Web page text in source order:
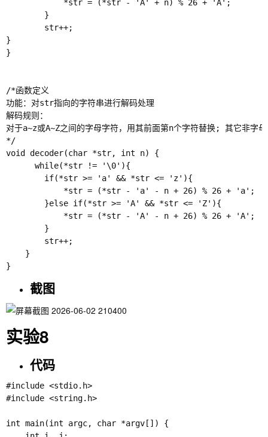
            *str = (*str - 'A' + n) % 26 + 'A';
        }
        str++;
}
}
/*函数定义
功能：对str指向的字符串进行解码处理
解码规则：
对于a~z或A~Z之间的字母字符，用其前面第n个字符替换; 其它非字
*/
void decoder(char *str, int n) {
      while(*str != '\0'){
        if(*str >= 'a' && *str <= 'z'){
            *str = (*str - 'a' - n + 26) % 26 + 'a';
        }else if(*str >= 'A' && *str <= 'Z'){
            *str = (*str - 'A' - n + 26) % 26 + 'A';
        }
        str++;
    }
截图
实验8
代码
#include <stdio.h>
#include <string.h>
int main(int argc, char *argv[]) {